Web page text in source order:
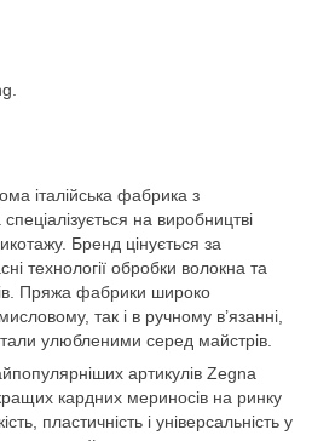
італійська фабрика з
на виробництві
Бренд цінується за
технології обробки волокна та
Пряжа фабрики широко
так і в ручному в’язанні,
улюбленими серед майстрів.
артикулів Zegna
кардних мериносів на ринку
пластичність і універсальність у